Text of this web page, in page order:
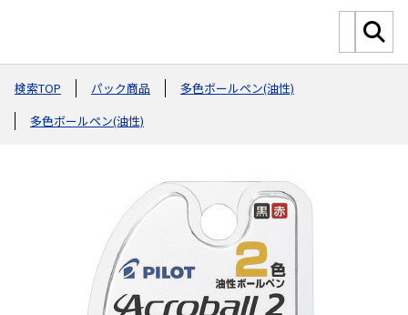
検索TOP パック商品
多色ボールペン(油性)
多色ボールペン(油性)